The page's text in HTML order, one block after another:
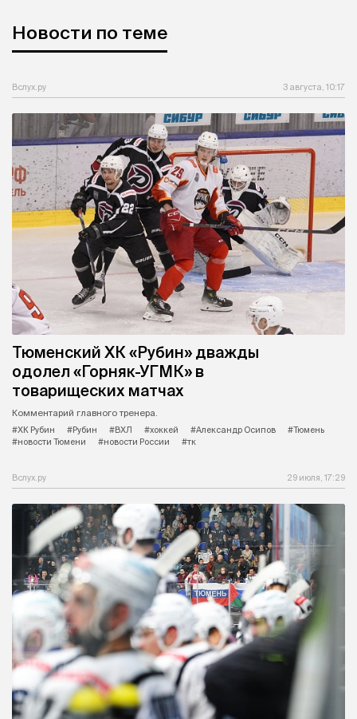
Новости по теме
Вслух.ру 3 августа, 10:17
Тюменский ХК «Рубин» дважды
одолел «Горняк-УГМК» в
товарищеских матчах
Комментарий главного тренера.
#ХК Рубин
#Рубин #ВХЛ #хоккей #Александр Осипов
#Тюмень
#новости Тюмени
#новости России #тк
Вслух.ру 29 июля, 17:29